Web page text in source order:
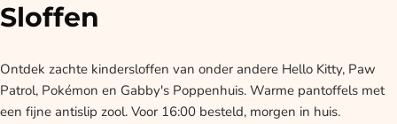
Sloffen
Ontdek zachte kindersloffen van onder andere Hello Kitty, Paw
Patrol, Pokémon en Gabby's Poppenhuis. Warme pantoffels met
een fijne antislip zool. Voor 16:00 besteld, morgen in huis.